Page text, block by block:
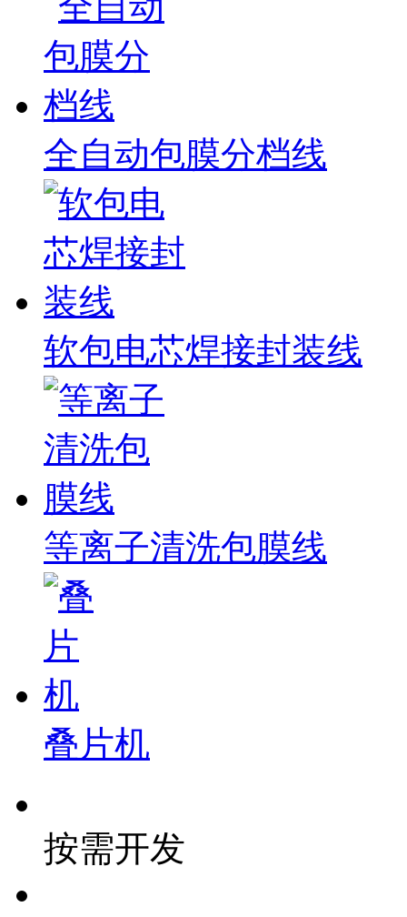
全自动包膜分档线
软包电芯焊接封装线
等离子清洗包膜线
叠片机
按需开发